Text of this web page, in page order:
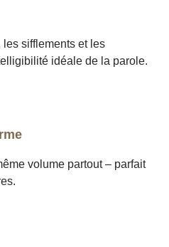
sifflements et les
idéale de la parole.
volume partout – parfait